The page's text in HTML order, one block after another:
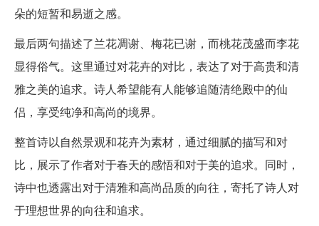
朵的短暂和易逝之感。
最后两句描述了兰花凋谢、梅花已谢，而桃花茂盛而李花
显得俗气。这里通过对花卉的对比，表达了对于高贵和清
雅之美的追求。诗人希望能有人能够追随清绝殿中的仙
侣，享受纯净和高尚的境界。
整首诗以自然景观和花卉为素材，通过细腻的描写和对
比，展示了作者对于春天的感悟和对于美的追求。同时，
诗中也透露出对于清雅和高尚品质的向往，寄托了诗人对
于理想世界的向往和追求。